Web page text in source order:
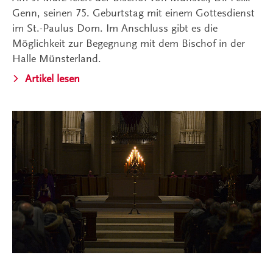
Genn, seinen 75. Geburtstag mit einem Gottesdienst
im St.-Paulus Dom. Im Anschluss gibt es die
Möglichkeit zur Begegnung mit dem Bischof in der
Halle Münsterland.
Artikel lesen